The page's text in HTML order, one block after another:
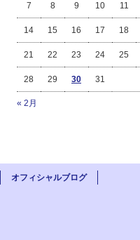
« 2月
7 8 9 10 11
14 15 16 17 18
21 22 23 24 25
28 29 30 31
オフィシャルブログ